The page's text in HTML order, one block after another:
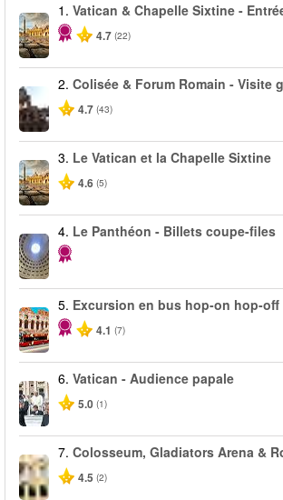
1. Vatican & Chapelle Sixtine -
4.7 (22)
2. Colisée & Forum Romain - Visite
4.7 (43)
3. Le Vatican et la Chapelle Sixtine
4.6 (5)
4. Le Panthéon - Billets coupe-files
5. Excursion en bus hop-on hop-off
4.1 (7)
6. Vatican - Audience papale
5.0 (1)
7. Colosseum, Gladiators Arena &
4.5 (2)